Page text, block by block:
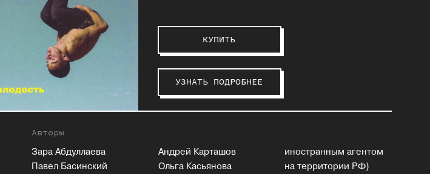
КУПИТЬ
УЗНАТЬ ПОДРОБНЕЕ
Авторы
Зара Абдуллаева
Павел Басинский
Андрей Карташов
Ольга Касьянова
иностранным агентом
на территории РФ)